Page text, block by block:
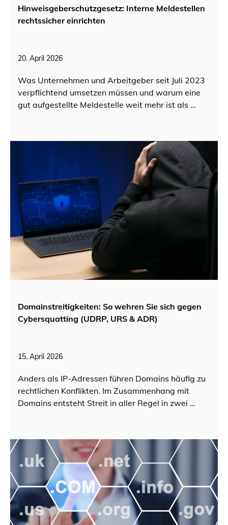
Hinweisgeberschutzgesetz: Interne Meldestellen
rechtssicher einrichten
20. April 2026
Was Unternehmen und Arbeitgeber seit Juli 2023
verpflichtend umsetzen müssen und warum eine
gut aufgestellte Meldestelle weit mehr ist als …
Domainstreitigkeiten: So wehren Sie sich gegen
Cybersquatting (UDRP, URS & ADR)
15. April 2026
Anders als IP-Adressen führen Domains häufig zu
rechtlichen Konflikten. Im Zusammenhang mit
Domains entsteht Streit in aller Regel in zwei …